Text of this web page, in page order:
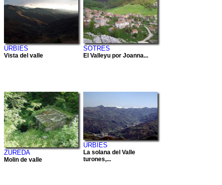
URBIES
Vista del valle
SOTRES
El Valleyu por Joanna...
ZUREDA
Molin de valle
URBIES
La solana del Valle
turones,...